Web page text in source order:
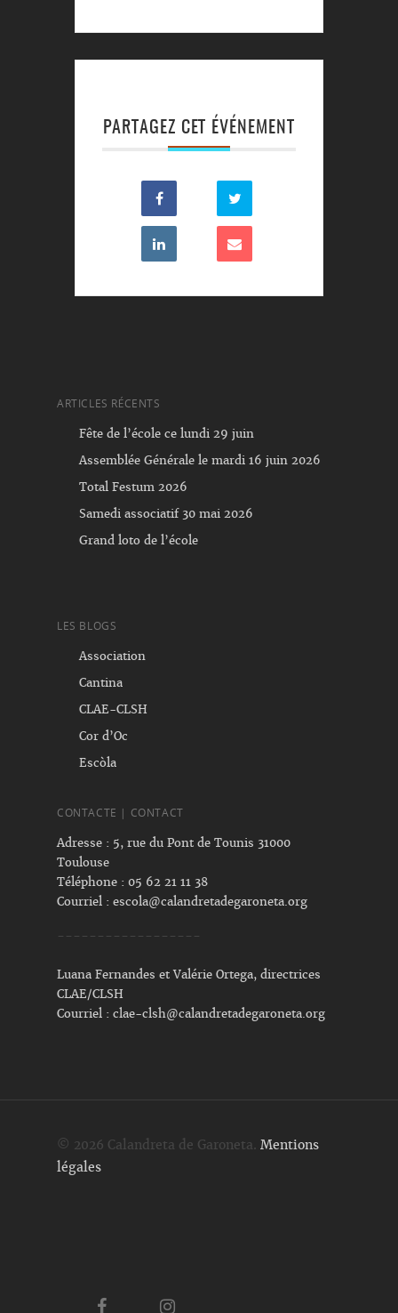
PARTAGEZ CET ÉVÉNEMENT
ARTICLES RÉCENTS
Fête de l’école ce lundi 29 juin
Assemblée Générale le mardi 16 juin 2026
Total Festum 2026
Samedi associatif 30 mai 2026
Grand loto de l’école
LES BLOGS
Association
Cantina
CLAE-CLSH
Cor d’Oc
Escòla
CONTACTE | CONTACT
Adresse : 5, rue du Pont de Tounis 31000
Toulouse
Téléphone : 05 62 21 11 38
Courriel : escola@calandretadegaroneta.org
------------------
Luana Fernandes et Valérie Ortega, directrices
CLAE/CLSH
Courriel : clae-clsh@calandretadegaroneta.org
© 2026 Calandreta de Garoneta. Mentions
légales